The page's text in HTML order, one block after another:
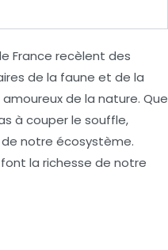
France recèlent des
de la faune et de la
de la nature. Que
à couper le souffle,
notre écosystème.
la richesse de notre